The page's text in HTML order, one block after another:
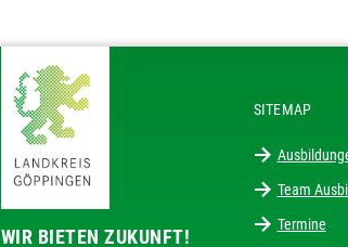
WIR BIETEN ZUKUNFT!
SITEMAP
Team
Termine